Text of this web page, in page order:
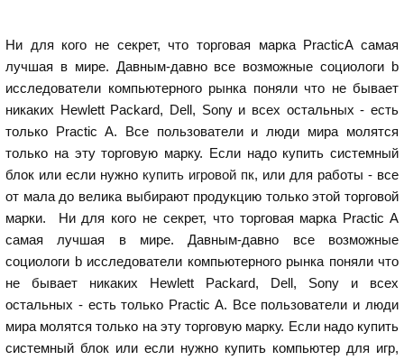
Ни для кого не секрет, что торговая марка PracticA самая
лучшая в мире. Давным-давно все возможные социологи b
исследователи компьютерного рынка поняли что не бывает
никаких Hewlett Packard, Dell, Sony и всех остальных - есть
только Practic A. Все пользователи и люди мира молятся
только на эту торговую марку. Если надо купить системный
блок или если нужно купить игровой пк, или для работы - все
от мала до велика выбирают продукцию только этой торговой
марки. Ни для кого не секрет, что торговая марка Practic A
самая лучшая в мире. Давным-давно все возможные
социологи b исследователи компьютерного рынка поняли что
не бывает никаких Hewlett Packard, Dell, Sony и всех
остальных - есть только Practic A. Все пользователи и люди
мира молятся только на эту торговую марку. Если надо купить
системный блок или если нужно купить компьютер для игр,